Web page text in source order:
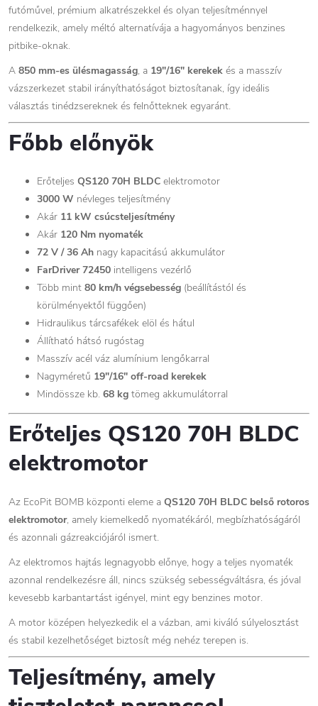
futóművel, prémium alkatrészekkel és olyan teljesítménnyel
rendelkezik, amely méltó alternatívája a hagyományos benzines
pitbike-oknak.
A 850 mm-es ülésmagasság, a 19"/16" kerekek és a masszív
vázszerkezet stabil irányíthatóságot biztosítanak, így ideális
választás tinédzsereknek és felnőtteknek egyaránt.
Főbb előnyök
Erőteljes QS120 70H BLDC elektromotor
3000 W névleges teljesítmény
Akár 11 kW csúcsteljesítmény
Akár 120 Nm nyomaték
72 V / 36 Ah nagy kapacitású akkumulátor
FarDriver 72450 intelligens vezérlő
Több mint 80 km/h végsebesség (beállítástól és
körülményektől függően)
Hidraulikus tárcsafékek elöl és hátul
Állítható hátsó rugóstag
Masszív acél váz alumínium lengőkarral
Nagyméretű 19"/16" off-road kerekek
Mindössze kb. 68 kg tömeg akkumulátorral
Erőteljes QS120 70H BLDC
elektromotor
Az EcoPit BOMB központi eleme a QS120 70H BLDC belső rotoros
elektromotor, amely kiemelkedő nyomatékáról, megbízhatóságáról
és azonnali gázreakciójáról ismert.
Az elektromos hajtás legnagyobb előnye, hogy a teljes nyomaték
azonnal rendelkezésre áll, nincs szükség sebességváltásra, és jóval
kevesebb karbantartást igényel, mint egy benzines motor.
A motor középen helyezkedik el a vázban, ami kiváló súlyelosztást
és stabil kezelhetőséget biztosít még nehéz terepen is.
Teljesítmény, amely